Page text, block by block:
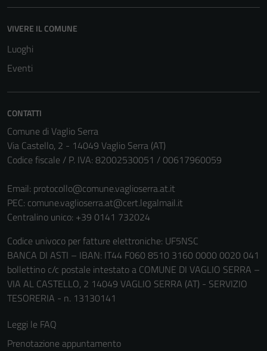
VIVERE IL COMUNE
Luoghi
Eventi
CONTATTI
Comune di Vaglio Serra
Via Castello, 2 - 14049 Vaglio Serra (AT)
Codice fiscale / P. IVA: 82002530051 / 00617960059
Email: protocollo@comune.vaglioserra.at.it
PEC: comune.vaglioserra.at@cert.legalmail.it
Centralino unico: +39 0141 732024
Codice univoco per fatture elettroniche: UF5NSC
BANCA DI ASTI – IBAN: IT44 F060 8510 3160 0000 0020 041
bollettino c/c postale intestato a COMUNE DI VAGLIO SERRA –
VIA AL CASTELLO, 2 14049 VAGLIO SERRA (AT) - SERVIZIO
TESORERIA - n. 13130141
Leggi le FAQ
Prenotazione appuntamento